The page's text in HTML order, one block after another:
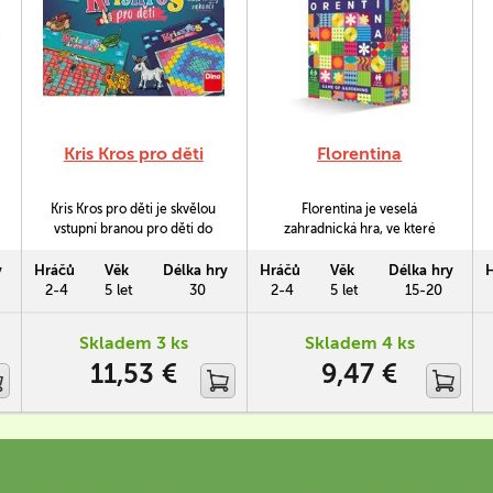
Kris Kros pro děti
Kris Kros pro děti je skvělou
vstupní branou pro děti do
pro děti, které začínají číst.
Hra obsahuje dvě varianty -
kteří už čtení a psaní zvládají
levou zadní.
Hráčů
2-4
Věk
5 let
Délka hry
30
Skladem 3 ks
11,53 €
Florentina
Florentina je veselá
zahradnická hra, ve které
květiny.
Hráčů
2-4
Věk
5 let
Délka hry
15-20
Skladem 4 ks
9,47 €